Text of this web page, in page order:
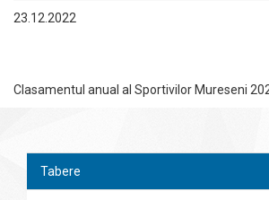
23.12.2022
Clasamentul anual al Sportivilor Mureseni
Tabere